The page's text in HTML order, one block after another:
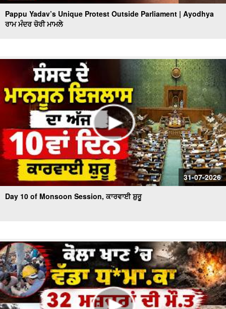
Pappu Yadav’s Unique Protest Outside Parliament | Ayodhya
ਰਾਮ ਮੰਦਰ ਚੋਰੀ ਮਾਮਲੇ
31-07-2026
Day 10 of Monsoon Session, ਕਾਰਵਾਈ ਸ਼ੁਰੂ